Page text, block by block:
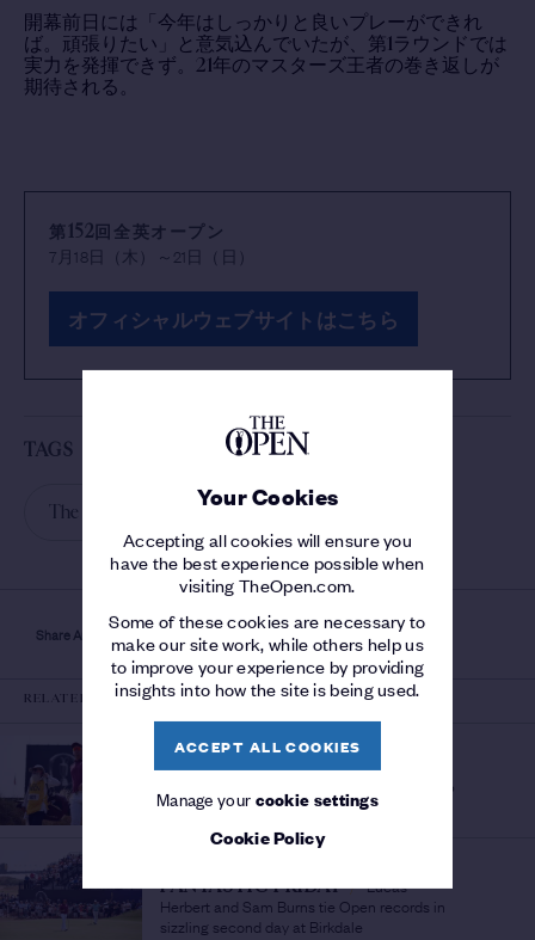
Your Cookies
Accepting all cookies will ensure you
have the best experience possible when
visiting TheOpen.com.
Some of these cookies are necessary to
make our site work, while others help us
to improve your experience by providing
insights into how the site is being used.
ACCEPT ALL COOKIES
Manage yourcookie settings
Cookie Policy
Share Article
開幕前日には「今年はしっかりと良いプレーができれ
ば。頑張りたい」と意気込んでいたが、第1ラウンドでは
実力を発揮できず。21年のマスターズ王者の巻き返しが
期待される。
第152回全英オープン
7月18日（木）～21日（日）
オフィシャルウェブサイトはこちら
TAGS
The 152nd Open
RELATED
HISTORY OF THE OPEN
RECORD ROUNDS AT THE
OPEN
Who has shot the lowest scores?
FANTASTIC FRIDAY / Lucas
Herbert and Sam Burns tie Open records in
sizzling second day at Birkdale